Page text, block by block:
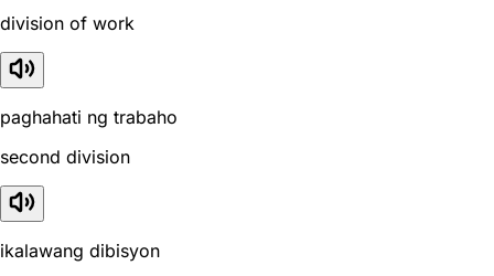
division of work
paghahati ng trabaho
second division
ikalawang dibisyon